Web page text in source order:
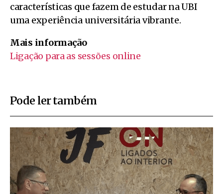
características que fazem de estudar na UBI
uma experiência universitária vibrante.
Mais informação
Ligação para as sessões online
Pode ler também